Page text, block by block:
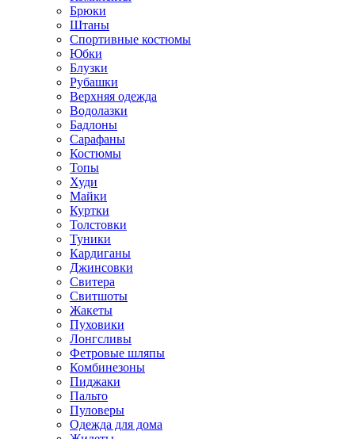
Брюки
Штаны
Спортивные костюмы
Юбки
Блузки
Рубашки
Верхняя одежда
Водолазки
Бадлоны
Сарафаны
Костюмы
Топы
Худи
Майки
Куртки
Толстовки
Туники
Кардиганы
Джинсовки
Свитера
Свитшоты
Жакеты
Пуховики
Лонгсливы
Фетровые шляпы
Комбинезоны
Пиджаки
Пальто
Пуловеры
Одежда для дома